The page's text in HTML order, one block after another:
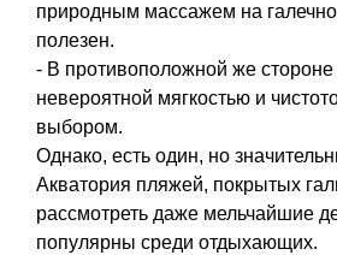
природным массажем на
полезен.
- В противоположной же
невероятной мягкостью и
выбором.
Однако, есть один, но
Акватория пляжей, покрытых
рассмотреть даже мельчайшие
популярны среди отдыхающих.